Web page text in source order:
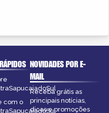
com o
NOVIDADES POR E-
MAIL
Receba grátis as
principais notícias,
dicas e promoções